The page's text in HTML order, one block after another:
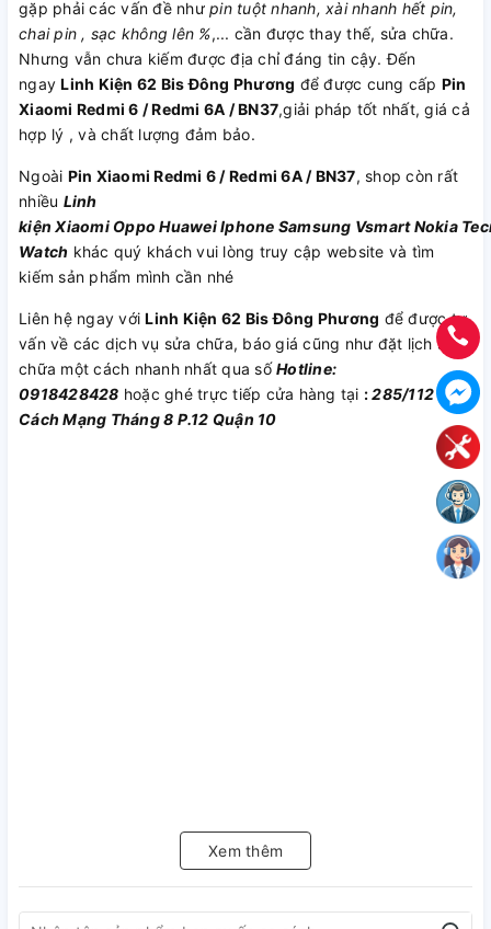
gặp phải các vấn đề như pin tuột nhanh, xài nhanh hết pin,
chai pin , sạc không lên %,... cần được thay thế, sửa chữa.
Nhưng vẫn chưa kiếm được địa chỉ đáng tin cậy. Đến
ngayLinh Kiện 62 Bis Đông Phương để được cung cấp Pin
Xiaomi Redmi 6 / Redmi 6A / BN37,giải pháp tốt nhất, giá cả
hợp lý , và chất lượng đảm bảo.
Ngoài Pin Xiaomi Redmi 6 / Redmi 6A / BN37, shop còn rất
nhiều Linh
kiệnXiaomi Oppo HuaweiIphone Samsung Vsmart Nokia
Watch khác quý khách vui lòng truy cập website và tìm
kiếm sản phẩm mình cần nhé
Liên hệ ngay vớiLinh Kiện 62 Bis Đông Phương để được tư
vấn về các dịch vụ sửa chữa, báo giá cũng như đặt lịch sửa
chữa một cách nhanh nhất qua sốHotline:
0918428428 hoặc ghé trực tiếp cửa hàng tại :285/112
Cách Mạng Tháng 8 P.12 Quận 10
Xem thêm